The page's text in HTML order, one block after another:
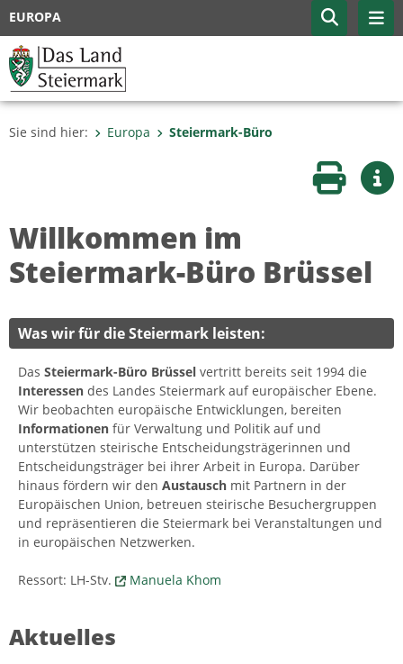
EUROPA
Sie sind hier: Europa Steiermark-Büro
Seite
Willkommen im
Steiermark-Büro Brüssel
Was wir für die Steiermark leisten:
Das Steiermark-Büro Brüssel vertritt bereits seit 1994 die
Interessen des Landes Steiermark auf europäischer Ebene.
Wir beobachten europäische Entwicklungen, bereiten
Informationen für Verwaltung und Politik auf und
unterstützen steirische Entscheidungsträgerinnen und
Entscheidungsträger bei ihrer Arbeit in Europa. Darüber
hinaus fördern wir den Austausch mit Partnern in der
Europäischen Union, betreuen steirische Besuchergruppen
und repräsentieren die Steiermark bei Veranstaltungen und
in europäischen Netzwerken.
Ressort: LH-Stv. Manuela Khom
Aktuelles